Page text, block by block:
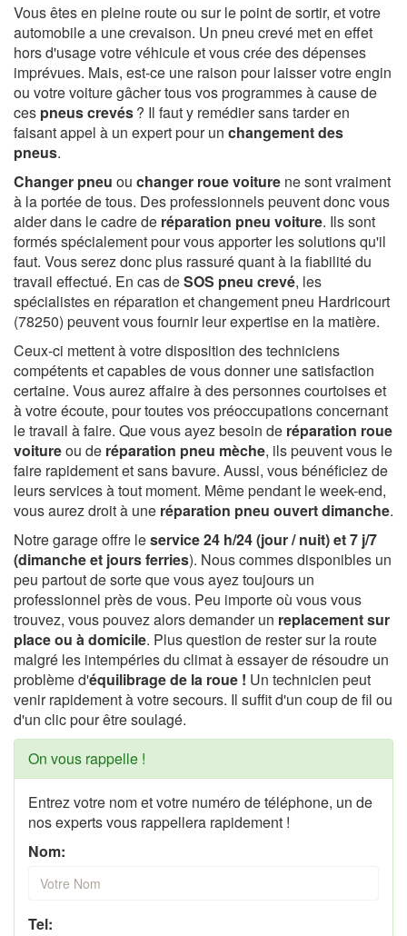
Vous êtes en pleine route ou sur le point de sortir, et votre
automobile a une crevaison. Un pneu crevé met en effet
hors d'usage votre véhicule et vous crée des dépenses
imprévues. Mais, est-ce une raison pour laisser votre engin
ou votre voiture gâcher tous vos programmes à cause de
ces pneus crevés? Il faut y remédier sans tarder en
faisant appel à un expert pour un changement des
pneus.
Changer pneu ou changer roue voiture ne sont vraiment
à la portée de tous. Des professionnels peuvent donc vous
aider dans le cadre de réparation pneu voiture. Ils sont
formés spécialement pour vous apporter les solutions qu'il
faut. Vous serez donc plus rassuré quant à la fiabilité du
travail effectué. En cas deSOS pneu crevé, les
spécialistes en réparation et changement pneu Hardricourt
(78250) peuvent vous fournir leur expertise en la matière.
Ceux-ci mettent à votre disposition des techniciens
compétents et capables de vous donner une satisfaction
certaine. Vous aurez affaire à des personnes courtoises et
à votre écoute, pour toutes vos préoccupations concernant
le travail à faire. Que vous ayez besoin de réparation roue
voitureou de réparation pneu mèche, ils peuvent vous le
faire rapidement et sans bavure. Aussi, vous bénéficiez de
leurs services à tout moment. Même pendant le week-end,
vous aurez droit à une réparation pneu ouvert dimanche.
Notre garage offre leservice 24 h/24 (jour / nuit) et 7 j/7
(dimanche et jours ferries). Nous commes disponibles un
peu partout de sorte que vous ayez toujours un
professionnel près de vous. Peu importe où vous vous
trouvez, vous pouvez alors demander un replacement sur
place ou à domicile. Plus question de rester sur la route
malgré les intempéries du climat à essayer de résoudre un
problème d'équilibrage de la roue ! Un technicien peut
venir rapidement à votre secours. Il suffit d'un coup de fil ou
d'un clic pour être soulagé.
On vous rappelle !
Entrez votre nom et votre numéro de téléphone, un de
nos experts vous rappellera rapidement !
Nom:
Tel: